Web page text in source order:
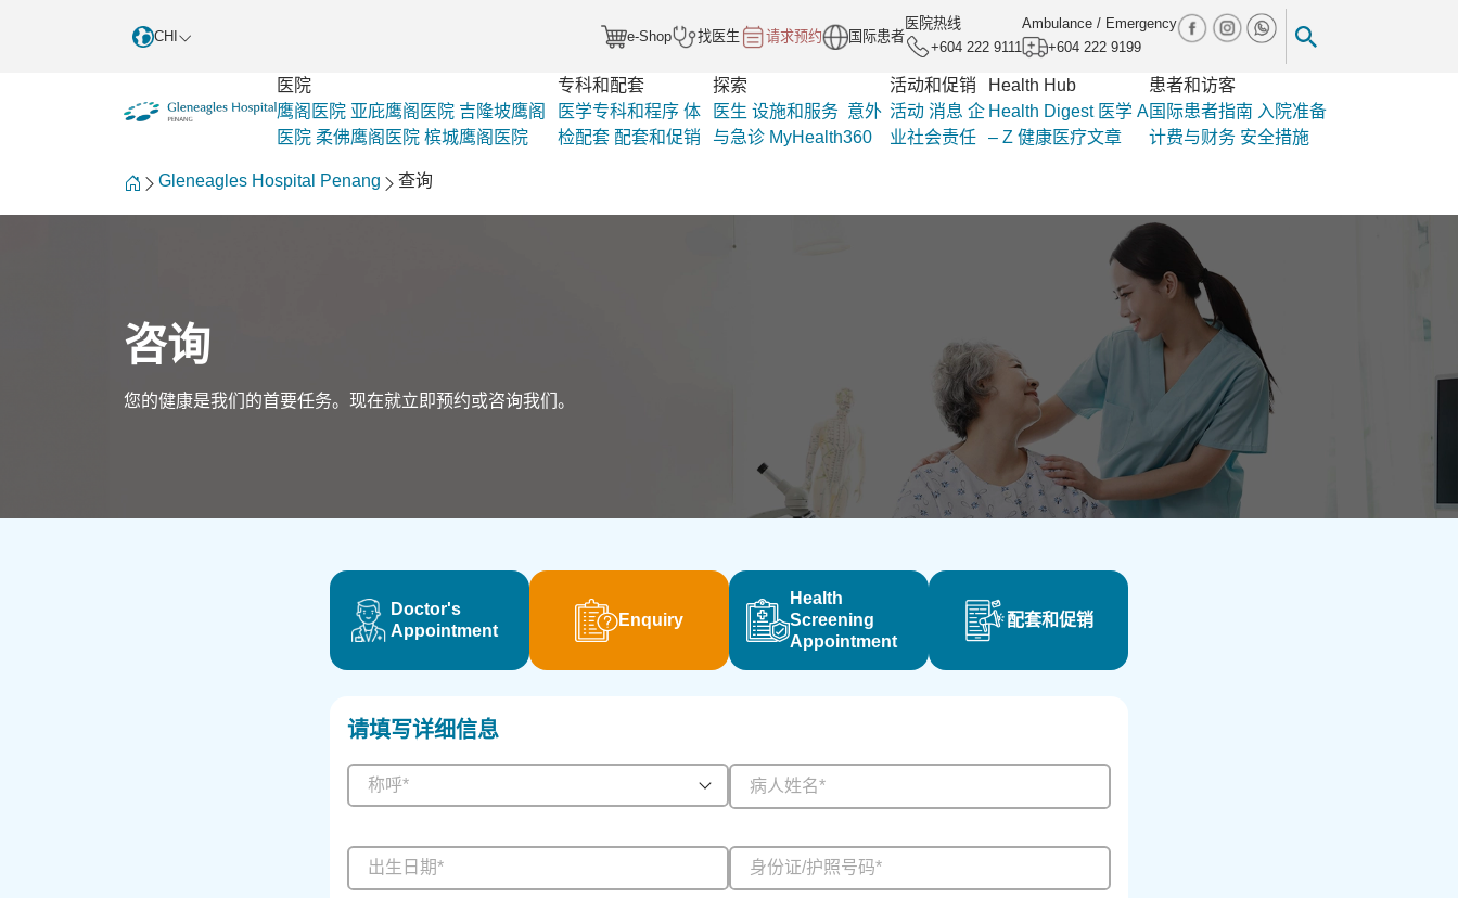
CHI e-Shop 找医生 请求预约 国际患者
医院热线
+604 222 9111
Ambulance / Emergency
+604 222 9199
医院
鹰阁医院 亚庇鹰阁医院 吉隆坡鹰阁
医院 柔佛鹰阁医院 槟城鹰阁医院
专科和配套
医学专科和程序 体
检配套 配套和促销
探索
医生 设施和服务 意外
与急诊 MyHealth360
活动和促销
活动 消息 企
业社会责任
Health Hub
Health Digest 医学 A
– Z 健康医疗文章
患者和访客
国际患者指南 入院准备
计费与财务 安全措施
Gleneagles Hospital Penang 查询
咨询
您的健康是我们的首要任务。现在就立即预约或咨询我们。
Doctor's
Appointment
Enquiry
Health
Screening
Appointment
配套和促销
请填写详细信息
称呼*